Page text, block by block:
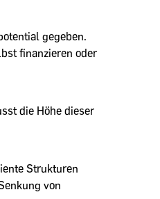
gegeben.
finanzieren oder
die Höhe dieser
Strukturen
von